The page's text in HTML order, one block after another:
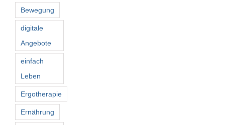
Bewegung
digitale
Angebote
einfach
Leben
Ergotherapie
Ernährung